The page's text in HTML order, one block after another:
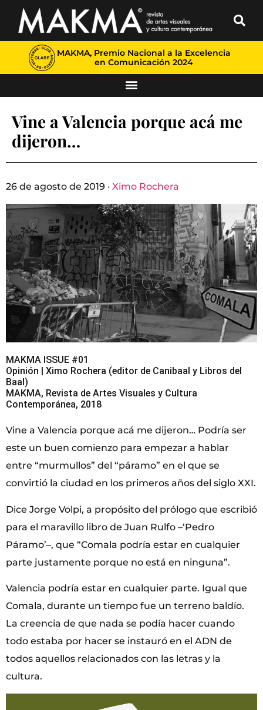
MAKMA, Premio Nacional a la Excelencia
en Comunicación 2024
Vine a Valencia porque acá me
dijeron…
26 de agosto de 2019 · Ximo Rochera
MAKMA ISSUE #01
Opinión | Ximo Rochera (editor de Canibaal y Libros del
Baal)
MAKMA, Revista de Artes Visuales y Cultura
Contemporánea, 2018
Vine a Valencia porque acá me dijeron… Podría ser
este un buen comienzo para empezar a hablar
entre “murmullos” del “páramo” en el que se
convirtió la ciudad en los primeros años del siglo XXI.
Dice Jorge Volpi, a propósito del prólogo que escribió
para el maravillo libro de Juan Rulfo –‘Pedro
Páramo’–, que “Comala podría estar en cualquier
parte justamente porque no está en ninguna”.
Valencia podría estar en cualquier parte. Igual que
Comala, durante un tiempo fue un terreno baldío.
La creencia de que nada se podía hacer cuando
todo estaba por hacer se instauró en el ADN de
todos aquellos relacionados con las letras y la
cultura.